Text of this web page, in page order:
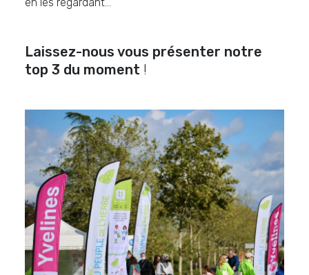
Laissez-nous vous présenter notre
top 3 du moment !